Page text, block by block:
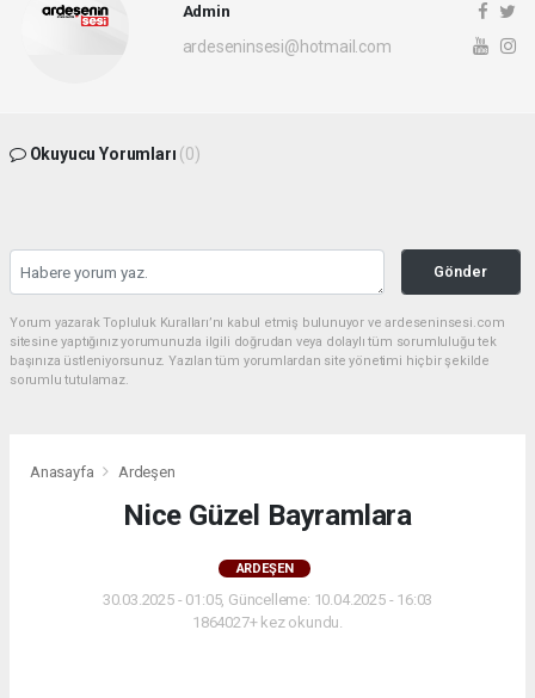
Admin
ardeseninsesi@hotmail.com
Okuyucu Yorumları (0)
Gönder
Yorum yazarak Topluluk Kuralları’nı kabul etmiş bulunuyor ve ardeseninsesi.com
sitesine yaptığınız yorumunuzla ilgili doğrudan veya dolaylı tüm sorumluluğu tek
başınıza üstleniyorsunuz. Yazılan tüm yorumlardan site yönetimi hiçbir şekilde
sorumlu tutulamaz.
Anasayfa Ardeşen
Nice Güzel Bayramlara
ARDEŞEN
30.03.2025 - 01:05, Güncelleme: 10.04.2025 - 16:03
1864027+ kez okundu.